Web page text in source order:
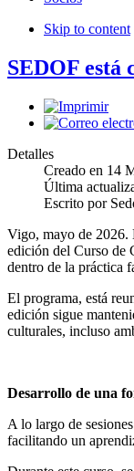
Skip to content
SEDOF está
Detalles
Creado en 14
Última
Escrito por
Vigo, mayo de 2026.
edición del Curso de
dentro de la práctica
El programa, está
edición sigue
culturales, incluso
Desarrollo de una
A lo largo de
facilitando un